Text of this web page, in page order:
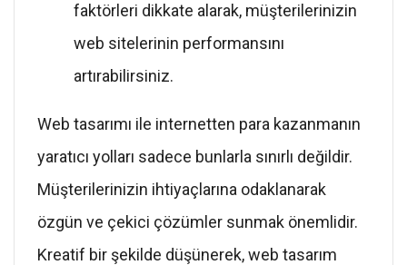
faktörleri dikkate alarak, müşterilerinizin
web sitelerinin performansını
artırabilirsiniz.
Web tasarımı ile internetten para kazanmanın
yaratıcı yolları sadece bunlarla sınırlı değildir.
Müşterilerinizin ihtiyaçlarına odaklanarak
özgün ve çekici çözümler sunmak önemlidir.
Kreatif bir şekilde düşünerek, web tasarım